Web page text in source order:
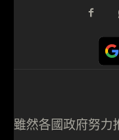
雖然各國政府努力